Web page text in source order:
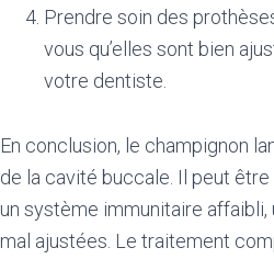
Prendre soin des
vous qu’elles sont bien
votre dentiste.
En conclusion, le champignon
de la cavité buccale. Il peut
un système immunitaire
mal ajustées. Le traitement